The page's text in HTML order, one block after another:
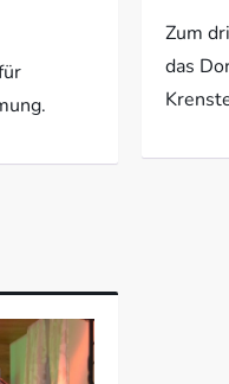
Zum
das